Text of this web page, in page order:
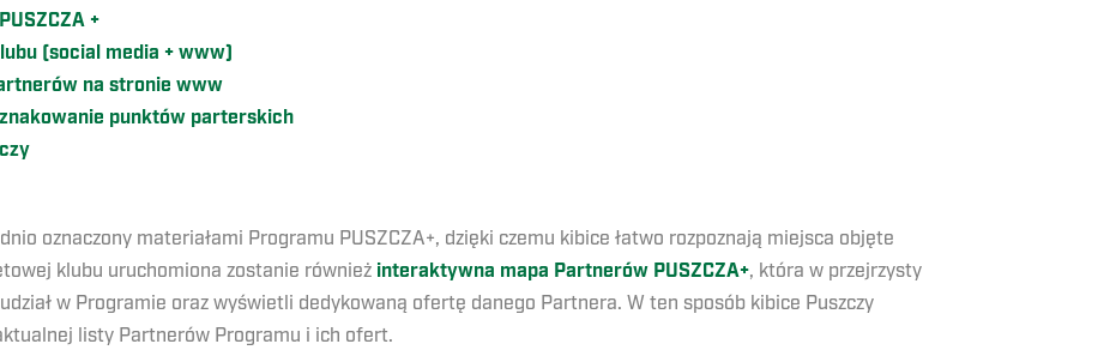
+
(social media + www)
na stronie www
punktów parterskich
oznaczony materiałami Programu PUSZCZA+, dzięki czemu kibice łatwo rozpoznają miejsca objęte
klubu uruchomiona zostanie również interaktywna mapa Partnerów PUSZCZA+, która w przejrzysty
w Programie oraz wyświetli dedykowaną ofertę danego Partnera. W ten sposób kibice Puszczy
listy Partnerów Programu i ich ofert.